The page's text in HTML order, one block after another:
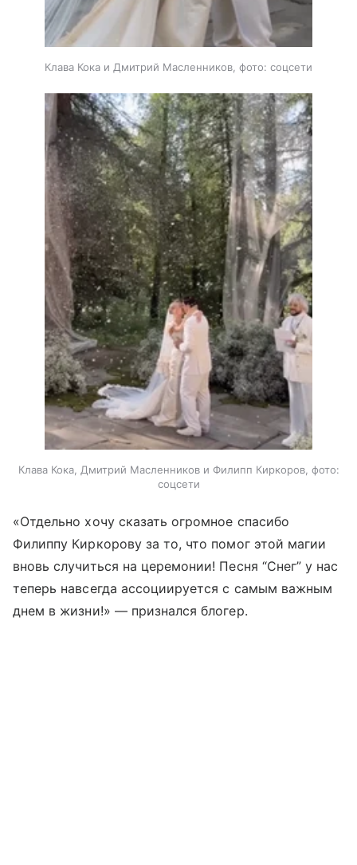
Клава Кока и Дмитрий Масленников, фото: соцсети
Клава Кока, Дмитрий Масленников и Филипп Киркоров, фото:
соцсети
«Отдельно хочу сказать огромное спасибо
Филиппу Киркорову за то, что помог этой магии
вновь случиться на церемонии! Песня “Снег” у нас
теперь навсегда ассоциируется с самым важным
днем в жизни!» — признался блогер.